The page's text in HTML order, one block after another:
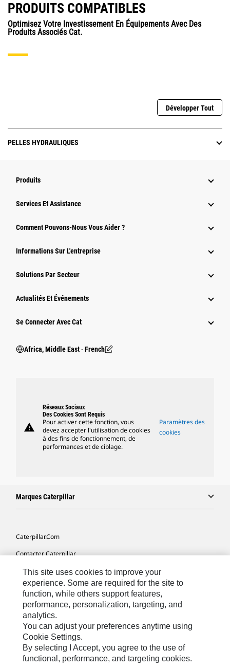
PRODUITS COMPATIBLES
Optimisez Votre Investissement En Équipements Avec Des
Produits Associés Cat.
Développer Tout
PELLES HYDRAULIQUES
Produits
Services Et Assistance
Comment Pouvons-Nous Vous Aider ?
Informations Sur L'entreprise
Solutions Par Secteur
Actualités Et Événements
Se Connecter Avec Cat
Africa, Middle East ‧ French
warning
Réseaux Sociaux
Des Cookies Sont Requis
Pour activer cette fonction, vous
devez accepter l'utilisation de cookies
à des fins de fonctionnement, de
performances et de ciblage.
Paramètres des
cookies
Marques Caterpillar
Caterpillar.com
Contacter Caterpillar
Mes Préférences Marketing
Plan Du Site
Cookie Settings
Mentions Légales
Confidentialité
This site uses cookies to improve your
experience. Some are required for the site to
function, while others support features,
performance, personalization, targeting, and
analytics.
You can adjust your preferences anytime using
Cookie Settings.
By selecting I Accept, you agree to the use of
functional, performance, and targeting cookies.